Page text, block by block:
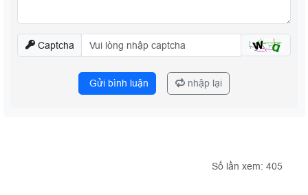
Captcha
Gửi bình luận nhập lại
Số lần xem: 405